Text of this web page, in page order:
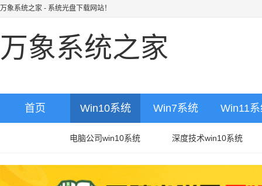
万象系统之家 - 系统光盘下载网站！
万象系统之家
首页 Win10系统 Win7系统 Win11
电脑公司win10系统 深度技术win10系统